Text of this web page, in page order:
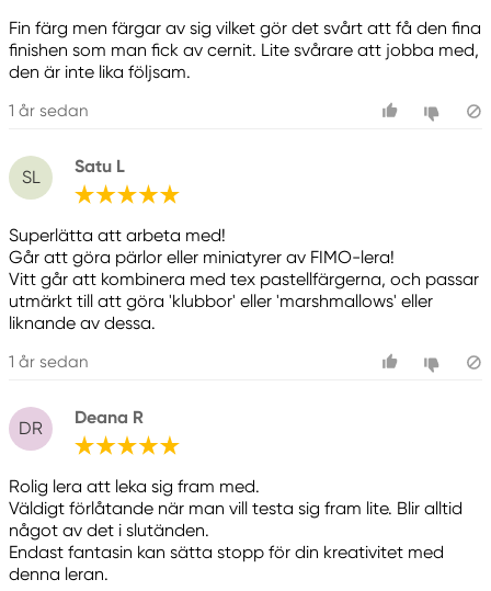
Fin färg men färgar av sig vilket gör det svårt att få den fina
finishen som man fick av cernit. Lite svårare att jobba med,
den är inte lika följsam.
1 år sedan
SL
Satu L
Superlätta att arbeta med!
Går att göra pärlor eller miniatyrer av FIMO-lera!
Vitt går att kombinera med tex pastellfärgerna, och passar
utmärkt till att göra 'klubbor' eller 'marshmallows' eller
liknande av dessa.
1 år sedan
DR
Deana R
Rolig lera att leka sig fram med.
Väldigt förlåtande när man vill testa sig fram lite. Blir alltid
något av det i slutänden.
Endast fantasin kan sätta stopp för din kreativitet med
denna leran.